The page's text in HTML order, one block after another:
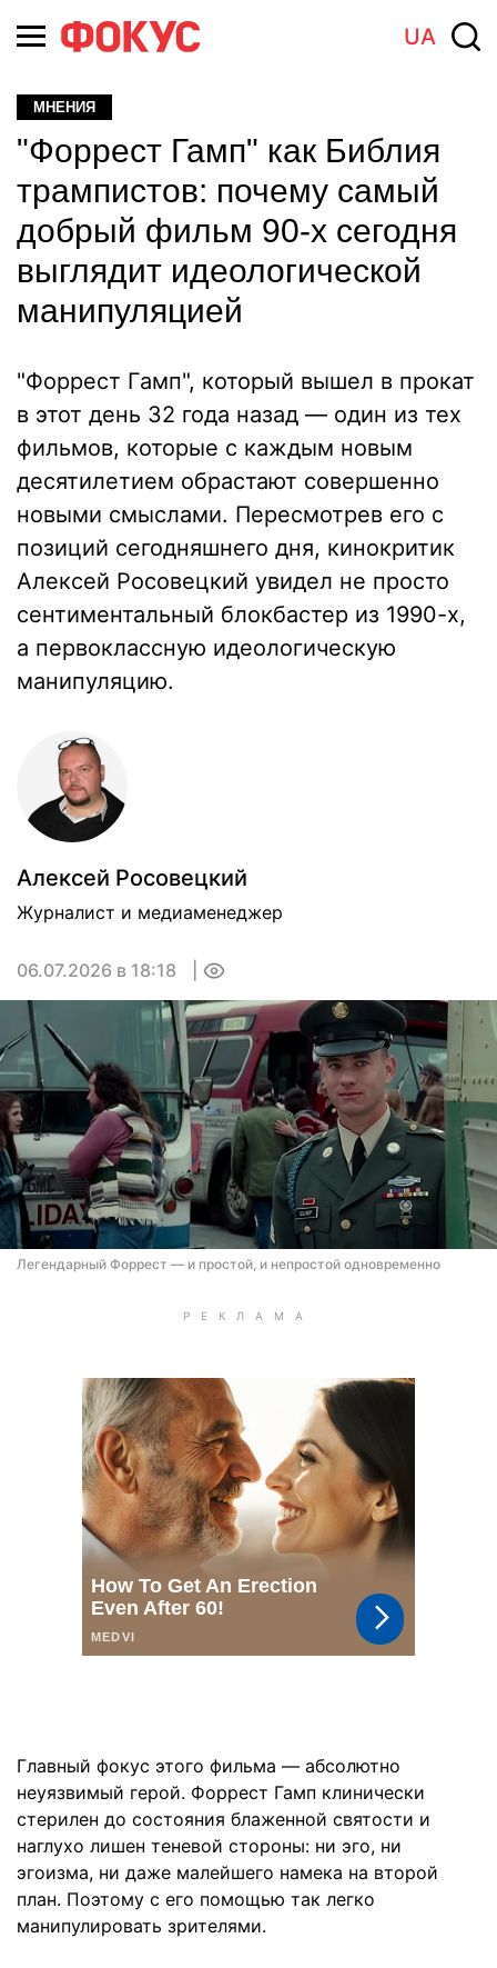
UA
МНЕНИЯ
"Форрест Гамп" как Библия
трампистов: почему самый
добрый фильм 90-х сегодня
выглядит идеологической
манипуляцией
"Форрест Гамп", который вышел в прокат
в этот день 32 года назад — один из тех
фильмов, которые с каждым новым
десятилетием обрастают совершенно
новыми смыслами. Пересмотрев его с
позиций сегодняшнего дня, кинокритик
Алексей Росовецкий увидел не просто
сентиментальный блокбастер из 1990-х,
а первоклассную идеологическую
манипуляцию.
Алексей Росовецкий
Журналист и медиаменеджер
06.07.2026 в 18:18
Легендарный Форрест — и простой, и непростой одновременно
Главный фокус этого фильма — абсолютно
неуязвимый герой. Форрест Гамп клинически
стерилен до состояния блаженной святости и
наглухо лишен теневой стороны: ни эго, ни
эгоизма, ни даже малейшего намека на второй
план. Поэтому с его помощью так легко
манипулировать зрителями.